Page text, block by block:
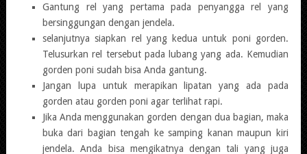
Gantung rel yang pertama pada penyangga rel yang
bersinggungan dengan jendela.
selanjutnya siapkan rel yang kedua untuk poni gorden.
Telusurkan rel tersebut pada lubang yang ada. Kemudian
gorden poni sudah bisa Anda gantung.
Jangan lupa untuk merapikan lipatan yang ada pada
gorden atau gorden poni agar terlihat rapi.
Jika Anda menggunakan gorden dengan dua bagian, maka
buka dari bagian tengah ke samping kanan maupun kiri
jendela. Anda bisa mengikatnya dengan tali yang juga